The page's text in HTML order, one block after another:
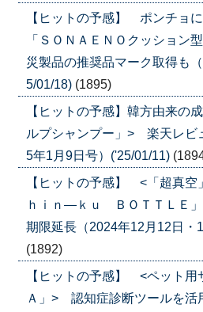
【ヒットの予感】 ポンチョ
「ＳＯＮＡＥＮＯクッショ
災製品の推奨品マーク取得も
5/01/18) (1895)
【ヒットの予感】韓方由来の
ルプシャンプー」> 楽天レビ
5年1月9日号）('25/01/11)
【ヒットの予感】 <「超真空
ｈｉｎ―ｋｕ ＢＯＴＴＬＥ
期限延長（2024年12月12日・
(1892)
【ヒットの予感】 <ペット
Ａ」> 認知症診断ツールを活